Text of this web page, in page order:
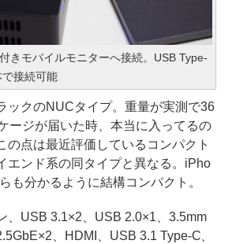
きモバイルモニターへ接続。USB Type-
接続可能
クのNUCタイプ。重量が実測で36
ージが届いた時、本当に入ってるの
の点は最近評価しているコンパクト
エンド系の同タイプと異なる。iPho
も分かるように結構コンパクト。
USB 3.1×2、USB 2.0×1、3.5mm
、HDMI、USB 3.1 Type-C、